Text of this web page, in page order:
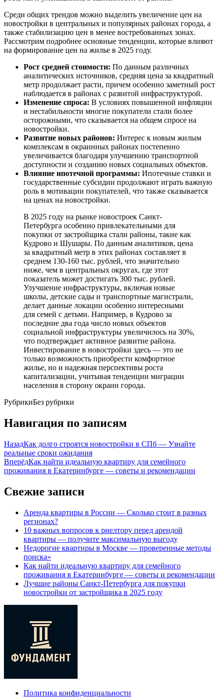
Среди общих трендов можно выделить увеличение цен на
новостройки в центральных и популярных районах города, а
также стабилизацию цен в менее востребованных зонах.
Рассмотрим подробнее основные тенденции, которые влияют
на формирование цен на жилье в 2025 году.
Рост средней стоимости: По данным различных
аналитических источников, средняя цена за квадратный
метр продолжает расти, причем особенно заметный рост
наблюдается в районах с развитой инфраструктурой.
Изменение спроса: В условиях повышенной инфляции
и нестабильности многие покупатели стали более
осторожными, что сказывается на общем спросе на
новостройки.
Развитие новых районов: Интерес к новым жилым
комплексам в окраинных районах постепенно
увеличивается благодаря улучшению транспортной
доступности и созданию новых социальных объектов.
Влияние ипотечной программы: Ипотечные ставки и
государственные субсидии продолжают играть важную
роль в мотивации покупателей, что также сказывается
на ценах на новостройки.
В 2025 году на рынке новостроек Санкт-
Петербурга особенно привлекательными для
покупки от застройщика стали районы, такие как
Кудрово и Шушары. По данным аналитиков, цена
за квадратный метр в этих районах составляет в
среднем 130-160 тыс. рублей, что значительно
ниже, чем в центральных округах, где этот
показатель может достигать 300 тыс. рублей.
Улучшение инфраструктуры, включая новые
школы, детские сады и транспортные магистрали,
делает данные локации особенно интересными
для семей с детьми. Например, в Кудрово за
последние два года число новых объектов
социальной инфраструктуры увеличилось на 30%,
что подтверждает активное развитие района.
Инвестирование в новостройки здесь — это не
только возможность приобрести комфортное
жилье, но и надежная перспективы роста
капитализации, учитывая тенденции миграции
населения в сторону окраин города.
РубрикиБез рубрики
Навигация по записям
НазадКак долго строятся новостройки в СПб — Узнайте
реальные сроки ожидания
ВперёдКак найти идеальную квартиру для семейного
проживания в Екатеринбурге — советы и рекомендации
Свежие записи
Аренда квартиры в России — Сколько стоит в разных
регионах?
10 важных вопросов к риелтору перед арендой
квартиры — получите максимальную выгоду
Недорогие квартиры в Москве — проверенные методы
поиска»
Как найти идеальную квартиру для семейного
проживания в Екатеринбурге — советы и рекомендации
Лучшие районы Санкт-Петербурга для покупки
новостройки от застройщика в 2025 году
Политика конфиденциальности